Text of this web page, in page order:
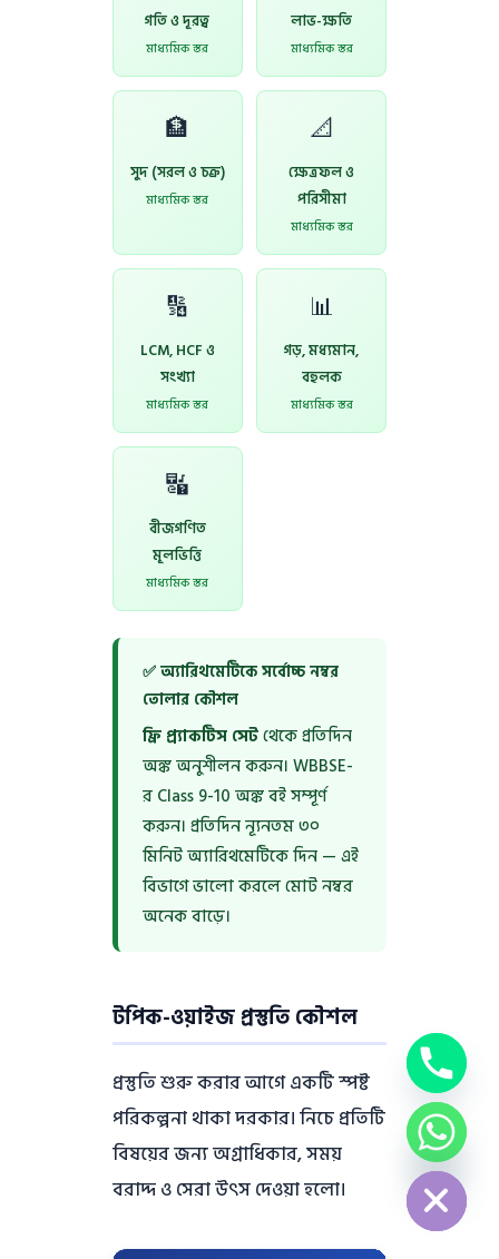
গতি ও দূরত্ব
মাধ্যমিক স্তর
লাভ-ক্ষতি
মাধ্যমিক স্তর
🏦
সুদ (সরল ও চক্র)
মাধ্যমিক স্তর
📐
ক্ষেত্রফল ও
পরিসীমা
মাধ্যমিক স্তর
🔢
LCM, HCF ও
সংখ্যা
মাধ্যমিক স্তর
📊
গড়, মধ্যমান,
বহুলক
মাধ্যমিক স্তর
🔣
বীজগণিত
মূলভিত্তি
মাধ্যমিক স্তর
✅ অ্যারিথমেটিকে সর্বোচ্চ নম্বর
তোলার কৌশল
ফ্রি প্র্যাকটিস সেটথেকে প্রতিদিন
অঙ্ক অনুশীলন করুন। WBBSE-
র Class 9-10 অঙ্ক বই সম্পূর্ণ
করুন। প্রতিদিন ন্যূনতম ৩০
মিনিট অ্যারিথমেটিকে দিন — এই
বিভাগে ভালো করলে মোট নম্বর
অনেক বাড়ে।
টপিক-ওয়াইজ প্রস্তুতি কৌশল
প্রস্তুতি শুরু করার আগে একটি স্পষ্ট
পরিকল্পনা থাকা দরকার। নিচে প্রতিটি
বিষয়ের জন্য অগ্রাধিকার, সময়
বরাদ্দ ও সেরা উৎস দেওয়া হলো।
Hide
chaty